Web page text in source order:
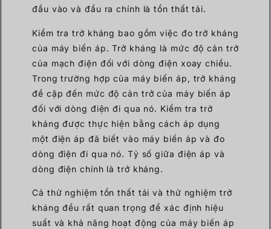
đầu vào và đầu ra chính là tổn thất tải.
Kiểm tra trở kháng bao gồm việc đo trở kháng
của máy biến áp. Trở kháng là mức độ cản trở
của mạch điện đối với dòng điện xoay chiều.
Trong trường hợp của máy biến áp, trở kháng
đề cập đến mức độ cản trở của máy biến áp
đối với dòng điện đi qua nó. Kiểm tra trở
kháng được thực hiện bằng cách áp dụng
một điện áp đã biết vào máy biến áp và đo
dòng điện đi qua nó. Tỷ số giữa điện áp và
dòng điện chính là trở kháng.
Cả thử nghiệm tổn thất tải và thử nghiệm trở
kháng đều rất quan trọng để xác định hiệu
suất và khả năng hoạt động của máy biến áp